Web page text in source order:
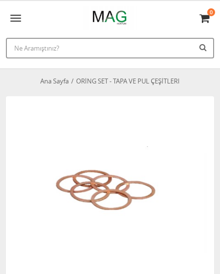
0
Ana Sayfa ORİNG SET - TAPA VE PUL ÇEŞİTLERI